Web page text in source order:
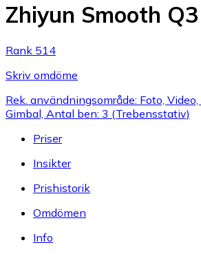
Zhiyun Smooth Q3
Rank 514
Skriv omdöme
Rek. användningsområde: Foto,
Gimbal, Antal ben: 3 (Trebensstativ)
Priser
Insikter
Prishistorik
Omdömen
Info